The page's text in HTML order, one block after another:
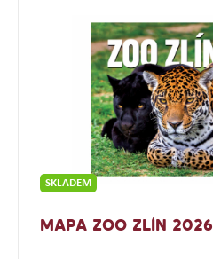
SKLADEM
MAPA ZOO ZLÍN 2026